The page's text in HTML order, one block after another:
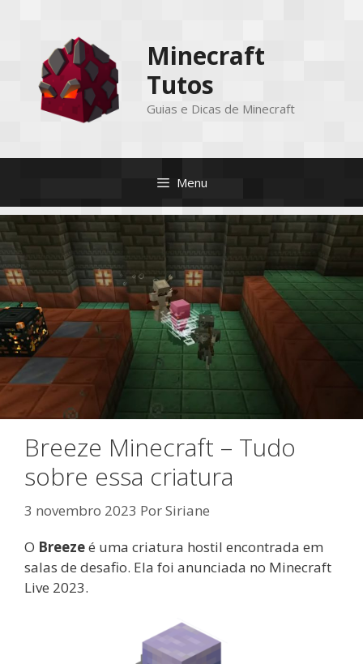
conteúdo
Minecraft
Tutos
Guias e Dicas de Minecraft
Menu
Breeze Minecraft – Tudo
sobre essa criatura
3 novembro 2023 PorSiriane
O Breezeé uma criatura hostil encontrada em
salas de desafio. Ela foi anunciada no Minecraft
Live 2023.